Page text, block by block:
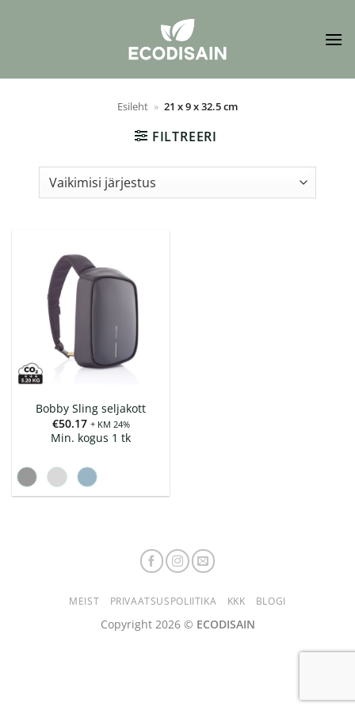
Esileht » 21 x 9 x 32.5 cm
FILTREERI
Bobby Sling seljakott
€50.17 + KM 24%
Min. kogus 1 tk
MEIST PRIVAATSUSPOLIITIKA KKK BLOGI
Copyright 2026 © ECODISAIN